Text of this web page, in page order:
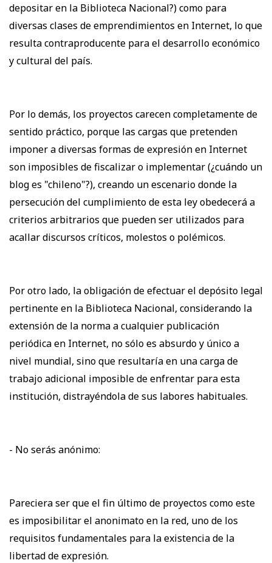
depositar en la Biblioteca Nacional?) como para
diversas clases de emprendimientos en Internet, lo que
resulta contraproducente para el desarrollo económico
y cultural del país.
Por lo demás, los proyectos carecen completamente de
sentido práctico, porque las cargas que pretenden
imponer a diversas formas de expresión en Internet
son imposibles de fiscalizar o implementar (¿cuándo un
blog es "chileno"?), creando un escenario donde la
persecución del cumplimiento de esta ley obedecerá a
criterios arbitrarios que pueden ser utilizados para
acallar discursos críticos, molestos o polémicos.
Por otro lado, la obligación de efectuar el depósito legal
pertinente en la Biblioteca Nacional, considerando la
extensión de la norma a cualquier publicación
periódica en Internet, no sólo es absurdo y único a
nivel mundial, sino que resultaría en una carga de
trabajo adicional imposible de enfrentar para esta
institución, distrayéndola de sus labores habituales.
- No serás anónimo:
Pareciera ser que el fin último de proyectos como este
es imposibilitar el anonimato en la red, uno de los
requisitos fundamentales para la existencia de la
libertad de expresión.